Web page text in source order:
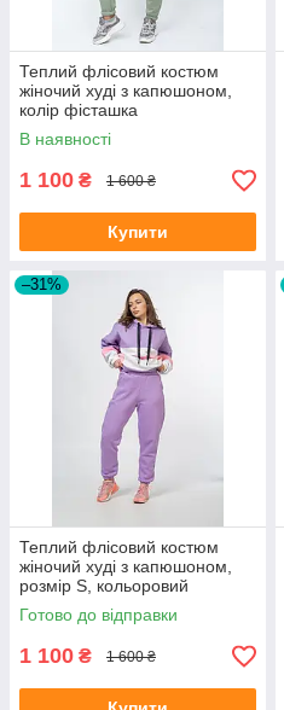
Теплий флісовий костюм
жіночий худі з капюшоном,
колір фісташка
В наявності
1 100 ₴ 1 600 ₴
Купити
–31%
Теплий флісовий костюм
жіночий худі з капюшоном,
розмір S, кольоровий
(фіолетові штани)
Готово до відправки
1 100 ₴ 1 600 ₴